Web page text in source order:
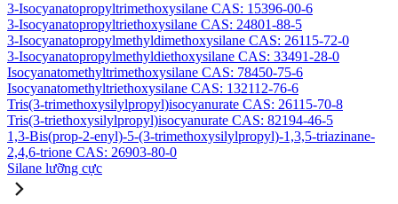
3-Isocyanatopropyltrimethoxysilane CAS: 15396-00-6
3-Isocyanatopropyltriethoxysilane CAS: 24801-88-5
3-Isocyanatopropylmethyldimethoxysilane CAS: 26115-72-0
3-Isocyanatopropylmethyldiethoxysilane CAS: 33491-28-0
Isocyanatomethyltrimethoxysilane CAS: 78450-75-6
Isocyanatomethyltriethoxysilane CAS: 132112-76-6
Tris(3-trimethoxysilylpropyl)isocyanurate CAS: 26115-70-8
Tris(3-triethoxysilylpropyl)isocyanurate CAS: 82194-46-5
1,3-Bis(prop-2-enyl)-5-(3-trimethoxysilylpropyl)-1,3,5-triazinane-
2,4,6-trione CAS: 26903-80-0
Silane lưỡng cực